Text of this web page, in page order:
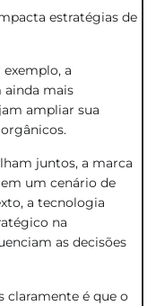
estratégias de
a
ainda mais
ampliar sua
juntos, a marca
um cenário de
a tecnologia
na
as decisões
claramente é que o